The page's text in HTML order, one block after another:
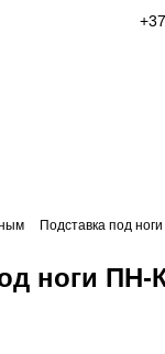
Подставка под
ноги ПН-